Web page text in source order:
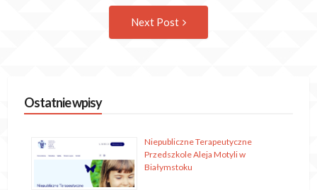
Next Post
Ostatnie wpisy
Niepubliczne Terapeutyczne
Przedszkole Aleja Motyli w
Białymstoku